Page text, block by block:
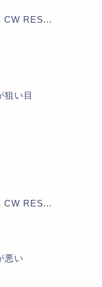
CW RES...
狙い目
CW RES...
悪い